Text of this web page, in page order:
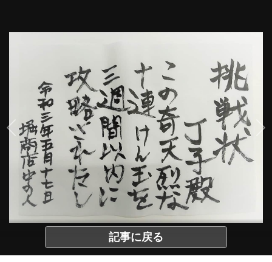
記事に戻る